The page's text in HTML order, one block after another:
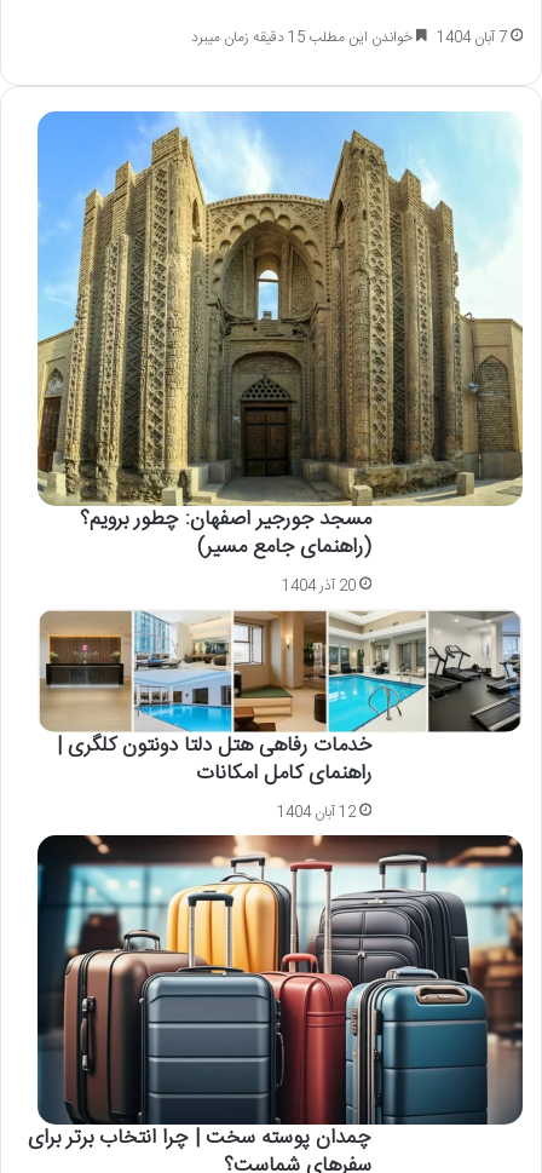
7 آبان 1404 خواندن این مطلب 15 دقیقه زمان میبرد
مسجد جورجیر اصفهان: چطور برویم؟
(راهنمای جامع مسیر)
20 آذر 1404
خدمات رفاهی هتل دلتا دونتون کلگری |
راهنمای کامل امکانات
12 آبان 1404
چمدان پوسته سخت | چرا انتخاب برتر برای